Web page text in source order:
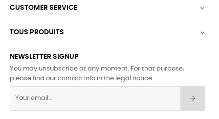
CUSTOMER SERVICE 
TOUS PRODUITS 
NEWSLETTER SIGNUP
You may unsubscribe at any moment. For that purpose,
please find our contact info in the legal notice.